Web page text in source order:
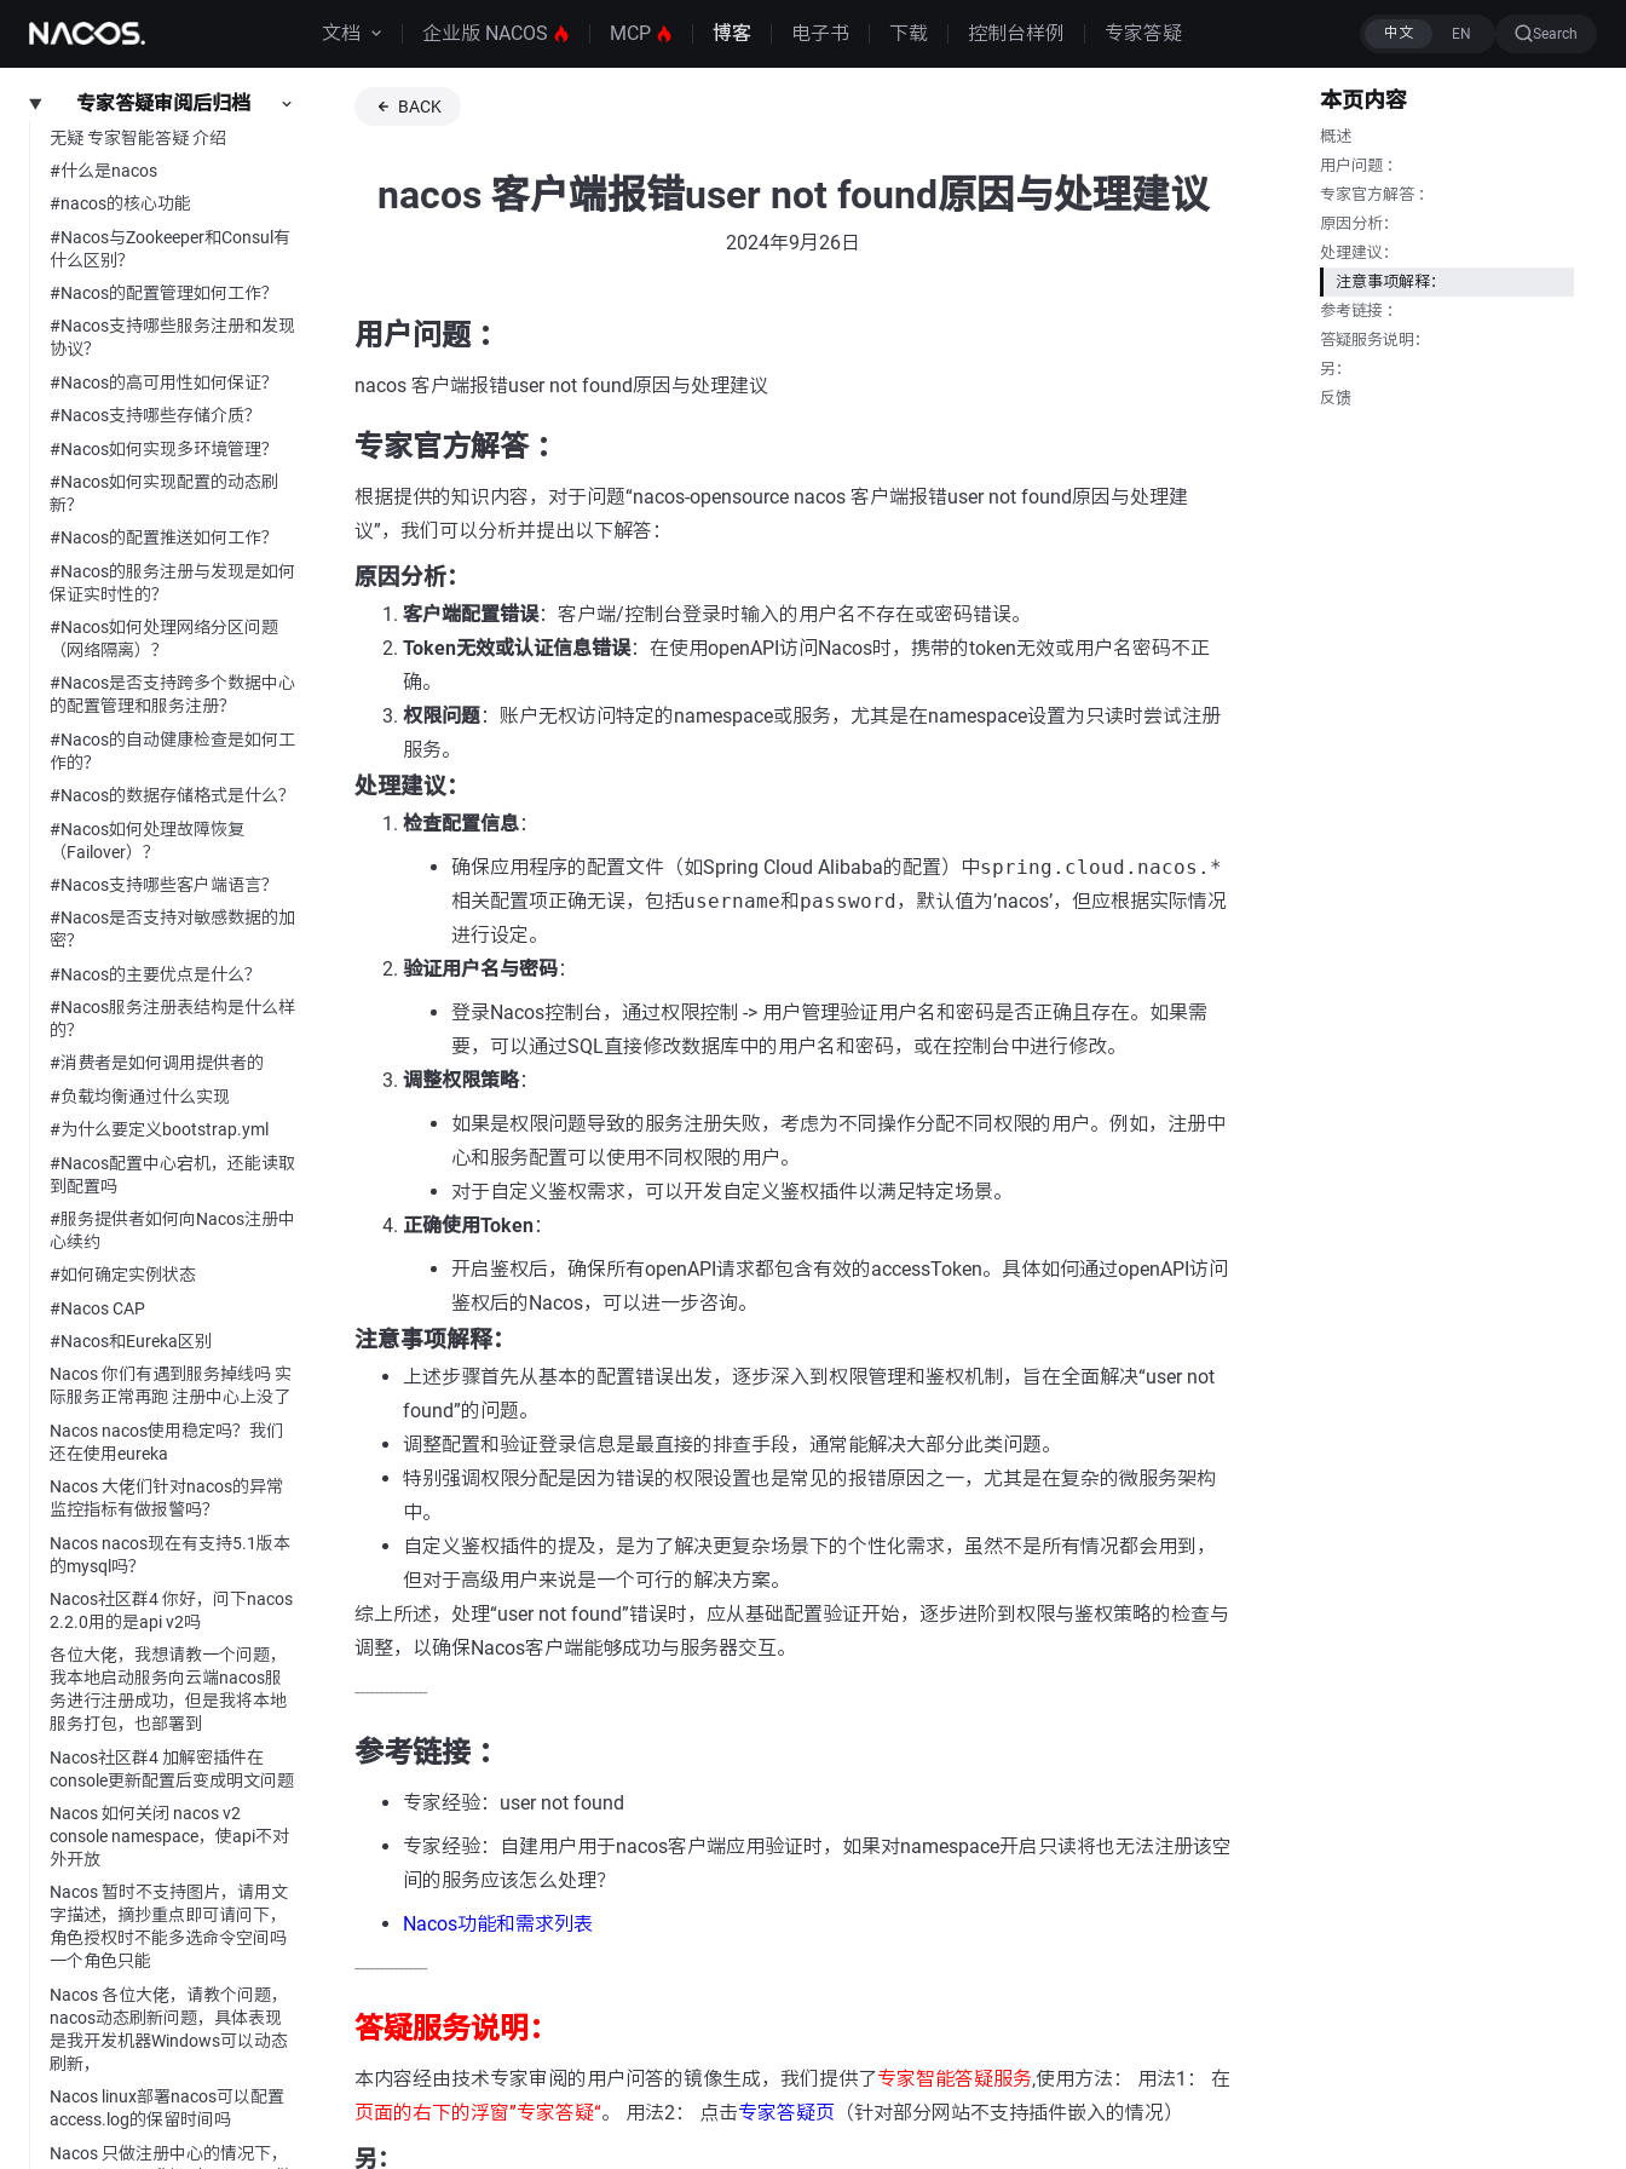
文档 企业版 NACOS MCP 博客 电子书 下载 控制台样例 专家答疑 Search
专家答疑审阅后归档
无疑 专家智能答疑 介绍
#什么是nacos
#nacos的核心功能
#Nacos与Zookeeper和Consul有
什么区别？
#Nacos的配置管理如何工作？
#Nacos支持哪些服务注册和发现
协议？
#Nacos的高可用性如何保证？
#Nacos支持哪些存储介质？
#Nacos如何实现多环境管理？
#Nacos如何实现配置的动态刷
新？
#Nacos的配置推送如何工作？
#Nacos的服务注册与发现是如何
保证实时性的？
#Nacos如何处理网络分区问题
（网络隔离）？
#Nacos是否支持跨多个数据中心
的配置管理和服务注册？
#Nacos的自动健康检查是如何工
作的？
#Nacos的数据存储格式是什么？
#Nacos如何处理故障恢复
（Failover）？
#Nacos支持哪些客户端语言？
#Nacos是否支持对敏感数据的加
密？
#Nacos的主要优点是什么？
#Nacos服务注册表结构是什么样
的？
#消费者是如何调用提供者的
#负载均衡通过什么实现
#为什么要定义bootstrap.yml
#Nacos配置中心宕机，还能读取
到配置吗
#服务提供者如何向Nacos注册中
心续约
#如何确定实例状态
#Nacos CAP
#Nacos和Eureka区别
Nacos 你们有遇到服务掉线吗 实
际服务正常再跑 注册中心上没了
Nacos nacos使用稳定吗？我们
还在使用eureka
Nacos 大佬们针对nacos的异常
监控指标有做报警吗？
Nacos nacos现在有支持5.1版本
的mysql吗？
Nacos社区群4 你好，问下nacos
2.2.0用的是api v2吗
各位大佬，我想请教一个问题，
我本地启动服务向云端nacos服
务进行注册成功，但是我将本地
服务打包，也部署到
Nacos社区群4 加解密插件在
console更新配置后变成明文问题
Nacos 如何关闭 nacos v2
console namespace，使api不对
外开放
Nacos 暂时不支持图片，请用文
字描述，摘抄重点即可请问下，
角色授权时不能多选命令空间吗
一个角色只能
Nacos 各位大佬，请教个问题，
nacos动态刷新问题，具体表现
是我开发机器Windows可以动态
刷新，
Nacos linux部署nacos可以配置
access.log的保留时间吗
Nacos 只做注册中心的情况下，
BACK
nacos 客户端报错user not found原因与处理建议
2024年9月26日
用户问题 ：
nacos 客户端报错user not found原因与处理建议
专家官方解答 ：
根据提供的知识内容，对于问题“nacos-opensource nacos 客户端报错user not found原因与处理建
议”，我们可以分析并提出以下解答：
原因分析：
客户端配置错误：客户端/控制台登录时输入的用户名不存在或密码错误。
Token无效或认证信息错误：在使用openAPI访问Nacos时，携带的token无效或用户名密码不正
确。
权限问题：账户无权访问特定的namespace或服务，尤其是在namespace设置为只读时尝试注册
服务。
处理建议：
检查配置信息：
确保应用程序的配置文件（如Spring Cloud Alibaba的配置）中spring.cloud.nacos.*
相关配置项正确无误，包括username和password，默认值为’nacos’，但应根据实际情况
进行设定。
验证用户名与密码：
登录Nacos控制台，通过权限控制 -> 用户管理验证用户名和密码是否正确且存在。如果需
要，可以通过SQL直接修改数据库中的用户名和密码，或在控制台中进行修改。
调整权限策略：
如果是权限问题导致的服务注册失败，考虑为不同操作分配不同权限的用户。例如，注册中
心和服务配置可以使用不同权限的用户。
对于自定义鉴权需求，可以开发自定义鉴权插件以满足特定场景。
正确使用Token：
开启鉴权后，确保所有openAPI请求都包含有效的accessToken。具体如何通过openAPI访问
鉴权后的Nacos，可以进一步咨询。
注意事项解释：
上述步骤首先从基本的配置错误出发，逐步深入到权限管理和鉴权机制，旨在全面解决“user not
found”的问题。
调整配置和验证登录信息是最直接的排查手段，通常能解决大部分此类问题。
特别强调权限分配是因为错误的权限设置也是常见的报错原因之一，尤其是在复杂的微服务架构
中。
自定义鉴权插件的提及，是为了解决更复杂场景下的个性化需求，虽然不是所有情况都会用到，
但对于高级用户来说是一个可行的解决方案。
综上所述，处理“user not found”错误时，应从基础配置验证开始，逐步进阶到权限与鉴权策略的检查与
调整，以确保Nacos客户端能够成功与服务器交互。
---------------
参考链接 ：
专家经验：user not found
专家经验：自建用户用于nacos客户端应用验证时，如果对namespace开启只读将也无法注册该空
间的服务应该怎么处理？
Nacos功能和需求列表
---------------
答疑服务说明：
本内容经由技术专家审阅的用户问答的镜像生成，我们提供了专家智能答疑服务,使用方法： 用法1： 在
页面的右下的浮窗”专家答疑“。 用法2： 点击专家答疑页 （针对部分网站不支持插件嵌入的情况）
另：
本页内容
概述
用户问题 ：
专家官方解答 ：
原因分析：
处理建议：
注意事项解释：
参考链接 ：
答疑服务说明：
另：
反馈